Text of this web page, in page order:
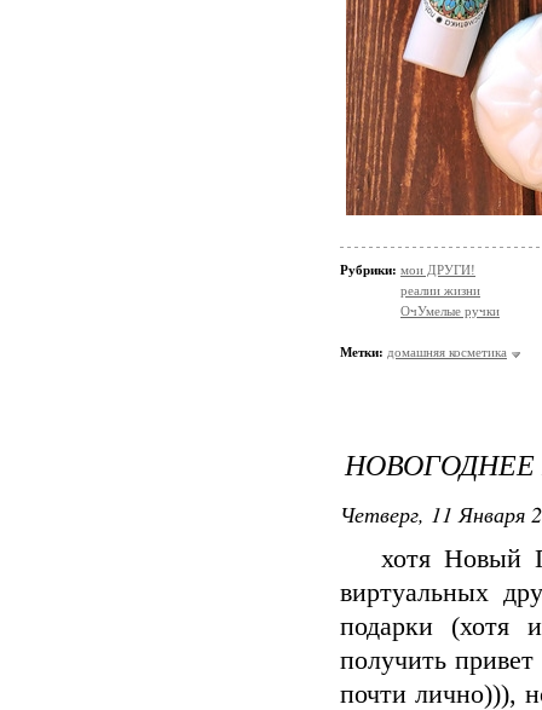
Рубрики: мои ДРУГИ!
реалии жизни
ОчУмелые ручки
Метки: домашняя косметика
Четверг, 11 Января
хотя Новый
виртуальных
подарки (хотя
получить
почти лично))),